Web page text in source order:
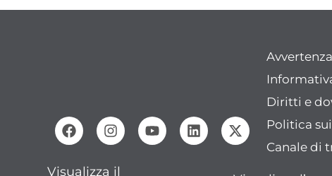
Diritti e
Politica
Canale di
Visualizza il